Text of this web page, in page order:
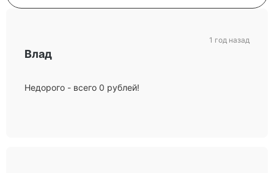
Влад
Недорого - всего 0 рублей!
1 год назад